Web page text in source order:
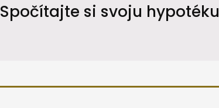
Spočítajte si svoju hypotéku